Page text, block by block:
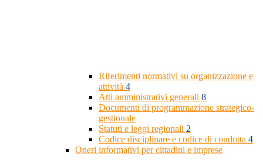
Riferimenti normativi su organizzazione e
attività 4
Atti amministrativi generali 8
Documenti di programmazione strategico-
gestionale
Statuti e leggi regionali 2
Codice disciplinare e codice di condotta 4
Oneri informativi per cittadini e imprese